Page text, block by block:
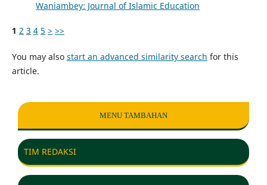
Waniambey: Journal of Islamic Education
1 2 3 4 5 > >>
You may also start an advanced similarity search for this
article.
MENU TAMBAHAN
TIM REDAKSI